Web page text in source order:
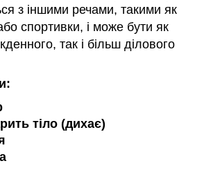
з іншими речами, такими як
спортивки, і може бути як
так і більш ділового
тіло (дихає)